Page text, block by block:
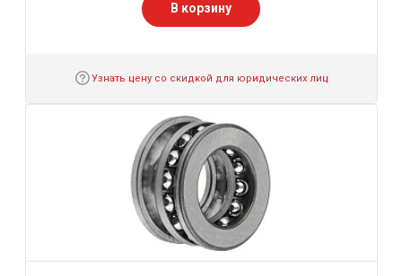
В корзину
Узнать цену со скидкой для юридических лиц